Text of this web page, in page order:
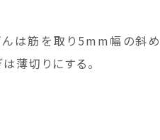
は筋を取り5mm幅の斜め
薄切りにする。